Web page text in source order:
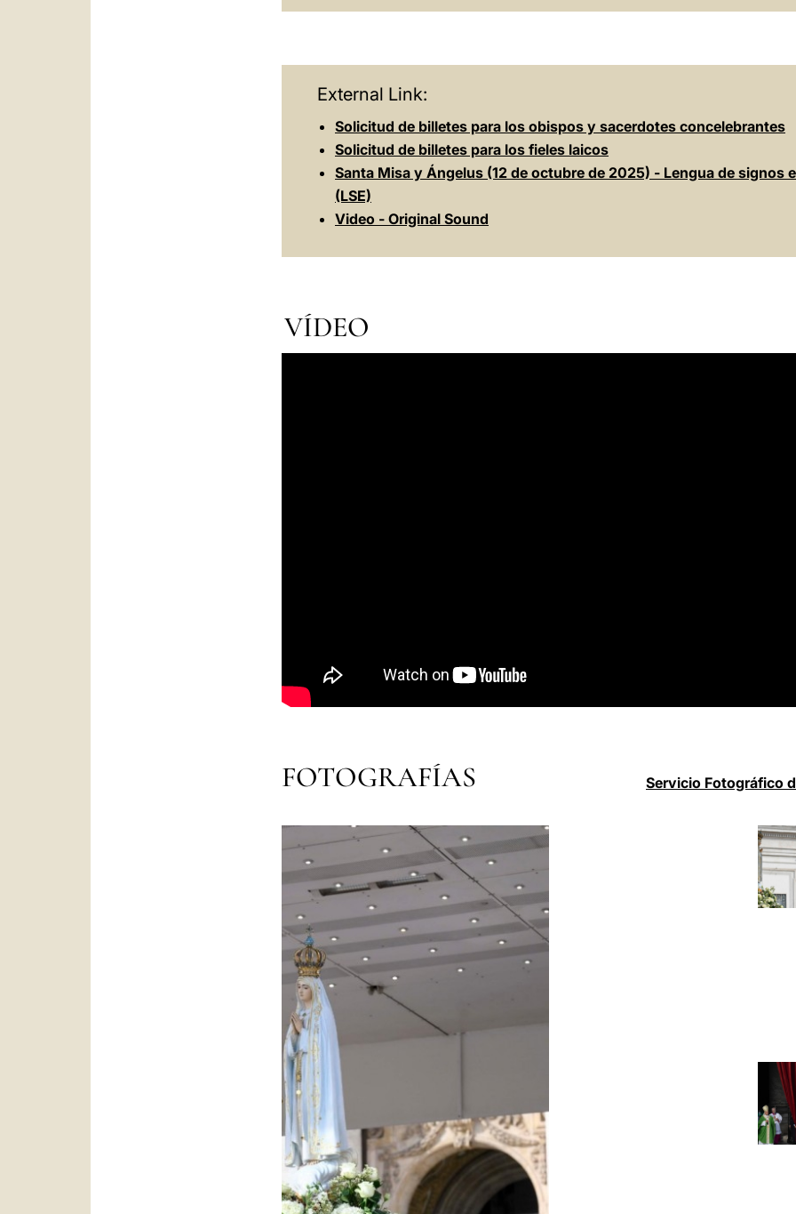
External Link:
Solicitud de billetes para los obispos y sacerdotes concelebrantes
Solicitud de billetes para los fieles laicos
Santa Misa y Ángelus (12 de octubre de 2025) - Lengua de signos
(LSE)
Video - Original Sound
VÍDEO
FOTOGRAFÍAS Servicio Fotográfico